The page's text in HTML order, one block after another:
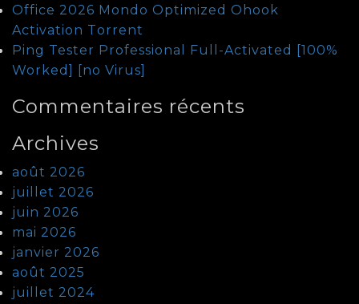
Office 2026 Mondo Optimized Ohook
Activation Tоrrеnt
Ping Tester Professional Full-Activated [100%
Worked] [no Virus]
Commentaires récents
Archives
août 2026
juillet 2026
juin 2026
mai 2026
janvier 2026
août 2025
juillet 2024